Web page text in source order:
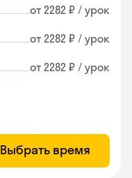
от 2282 ₽ / урок
от 2282 ₽ / урок
от 2282 ₽ / урок
Выбрать время